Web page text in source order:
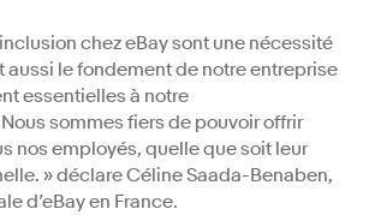
chez eBay sont une nécessité
aussi le fondement de notre entreprise
essentielles à notre
sommes fiers de pouvoir offrir
nos employés, quelle que soit leur
» déclare Céline Saada-Benaben,
d’eBay en France.